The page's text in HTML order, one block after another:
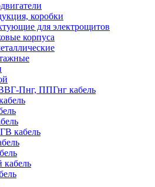
коробки
для электрощитов
корпуса
Пнг, ППГнг кабель
кабель
кабель